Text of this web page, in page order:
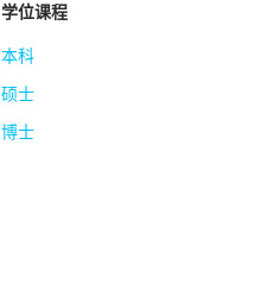
学位课程
本科
硕士
博士